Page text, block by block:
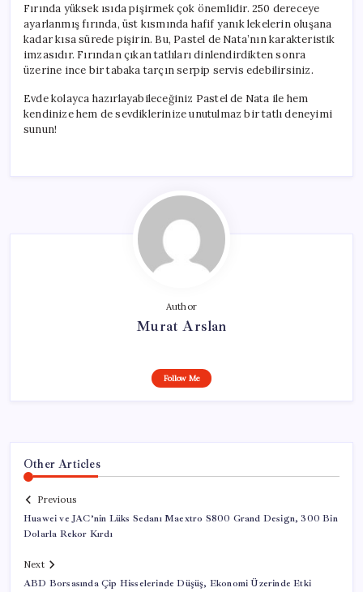
Fırında yüksek ısıda pişirmek çok önemlidir. 250 dereceye
ayarlanmış fırında, üst kısmında hafif yanık lekelerin oluşana
kadar kısa sürede pişirin. Bu, Pastel de Nata’nın karakteristik
imzasıdır. Fırından çıkan tatlıları dinlendirdikten sonra
üzerine ince bir tabaka tarçın serpip servis edebilirsiniz.
Evde kolayca hazırlayabileceğiniz Pastel de Nata ile hem
kendinize hem de sevdiklerinize unutulmaz bir tatlı deneyimi
sunun!
Author
Murat Arslan
Follow Me
Other Articles
Previous
Huawei ve JAC’nin Lüks Sedanı Maextro S800 Grand Design, 300 Bin
Dolarla Rekor Kırdı
Next
ABD Borsasında Çip Hisselerinde Düşüş, Ekonomi Üzerinde Etki